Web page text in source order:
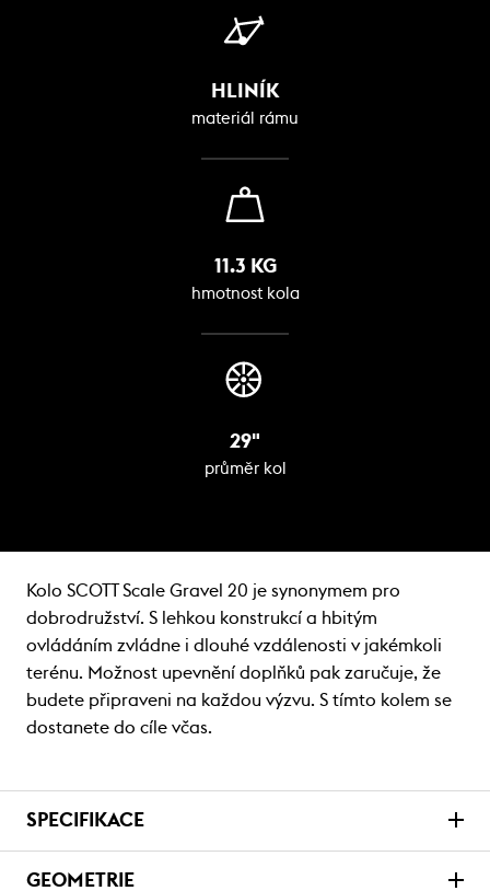
HLINÍK
materiál rámu
11.3 KG
hmotnost kola
29"
průměr kol
Kolo SCOTT Scale Gravel 20 je synonymem pro
dobrodružství. S lehkou konstrukcí a hbitým
ovládáním zvládne i dlouhé vzdálenosti v jakémkoli
terénu. Možnost upevnění doplňků pak zaručuje, že
budete připraveni na každou výzvu. S tímto kolem se
dostanete do cíle včas.
SPECIFIKACE
GEOMETRIE